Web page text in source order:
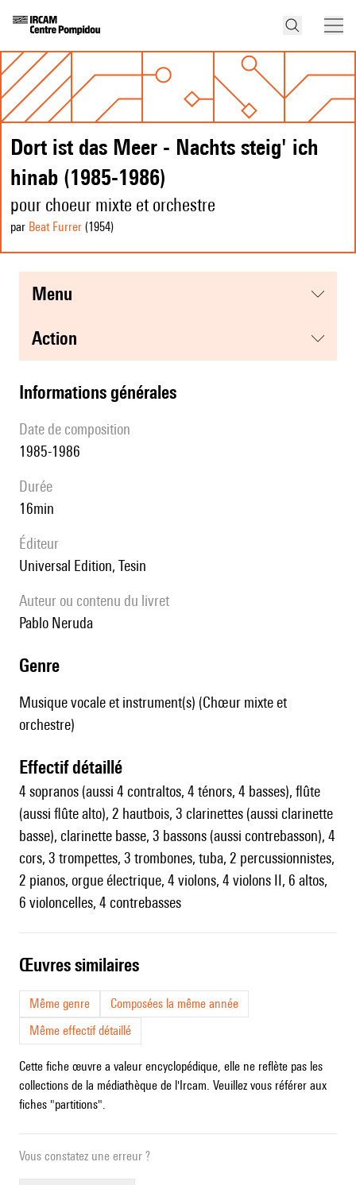
Dort ist das Meer - Nachts steig' ich
hinab (1985-1986)
pour choeur mixte et orchestre
par Beat Furrer (1954)
menu
action
informations générales
date de composition
1985-1986
durée
16min
éditeur
Universal Edition, Tesin
Auteur ou contenu du livret
Pablo Neruda
genre
Musique vocale et instrument(s) (Chœur mixte et
orchestre)
effectif détaillé
4 sopranos (aussi 4 contraltos, 4 ténors, 4 basses), flûte
(aussi flûte alto), 2 hautbois, 3 clarinettes (aussi clarinette
basse), clarinette basse, 3 bassons (aussi contrebasson), 4
cors, 3 trompettes, 3 trombones, tuba, 2 percussionnistes,
2 pianos, orgue électrique, 4 violons, 4 violons II, 6 altos,
6 violoncelles, 4 contrebasses
œuvres similaires
Même genre
Composées la même année
Même effectif détaillé
Cette fiche œuvre a valeur encyclopédique, elle ne reflète pas les
collections de la médiathèque de l'Ircam. Veuillez vous référer aux
fiches "partitions".
Vous constatez une erreur ?